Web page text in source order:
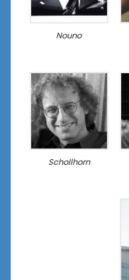
Nouno
Schollhorn